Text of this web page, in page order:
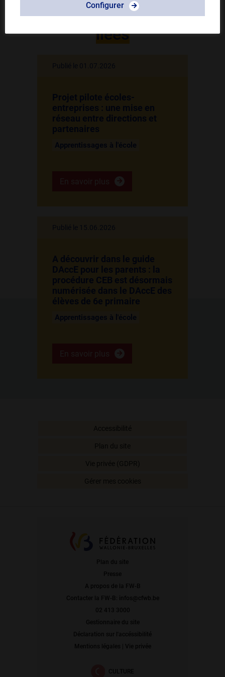
Autres actualités
liées
Publié le 01.07.2026
Projet pilote écoles-
entreprises : une mise en
réseau entre directions et
partenaires
Apprentissages à l'école
Publié le 15.06.2026
A découvrir dans le guide
DAccE pour les parents : la
procédure CEB est désormais
numérisée dans le DAccE des
élèves de 6e primaire
Apprentissages à l'école
Accessibilité
Plan du site
Vie privée (GDPR)
Gérer mes cookies
Configurer